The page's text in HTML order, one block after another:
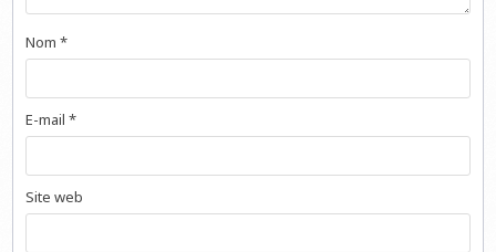
Nom*
E-mail*
Site web